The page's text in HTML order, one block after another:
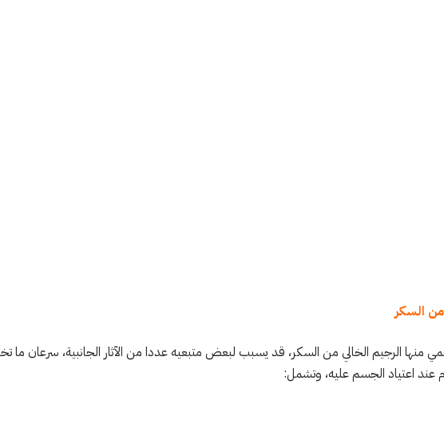
من السكر
منها الرجيم الخالي من السكر، قد يسبب لبعض متبعيه عددا من الآثار الجانبية، سرعان ما